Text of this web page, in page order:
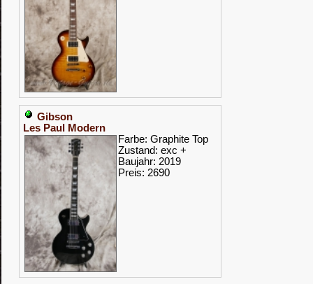
Gibson
Les Paul Modern
Farbe: Graphite Top
Zustand: exc +
Baujahr: 2019
Preis: 2690